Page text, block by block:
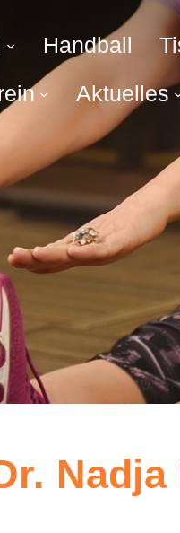
Handball
Aktuelles